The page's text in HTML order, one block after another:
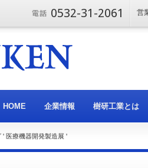
0532-31-2061 営
HOME 企業情報 樹研工業とは
' 医療機器開発製造展 '